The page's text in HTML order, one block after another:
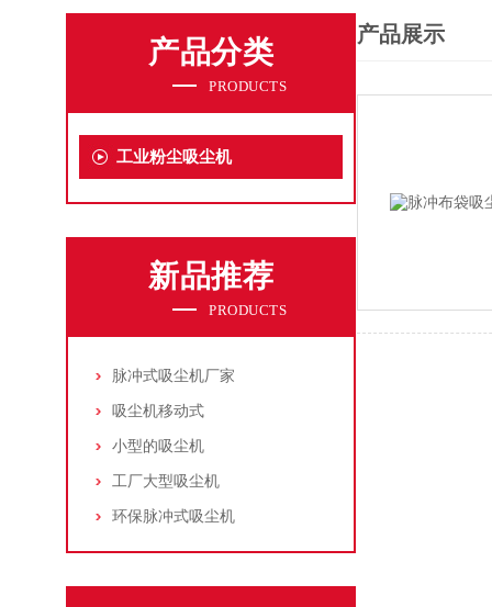
产品分类
PRODUCTS
工业粉尘吸尘机
新品推荐
PRODUCTS
脉冲式吸尘机厂家
吸尘机移动式
小型的吸尘机
工厂大型吸尘机
环保脉冲式吸尘机
产品展示